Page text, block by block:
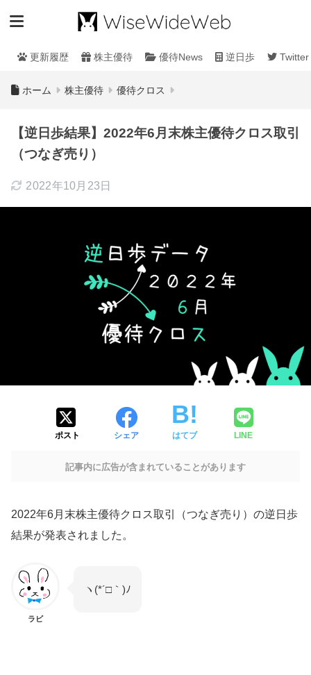
更新履歴 株主優待 優待News 逆日歩 Twitter
ホーム 株主優待 優待クロス
【逆日歩結果】2022年6月末株主優待クロス取引
（つなぎ売り）
2022年10月23日
ポスト シェア はてブ LINE
記事内に広告が含まれていることがあります
2022年6月末株主優待クロス取引（つなぎ売り）の逆日歩
結果が発表されました。
ラビ
ヽ(*´□｀)ﾉ